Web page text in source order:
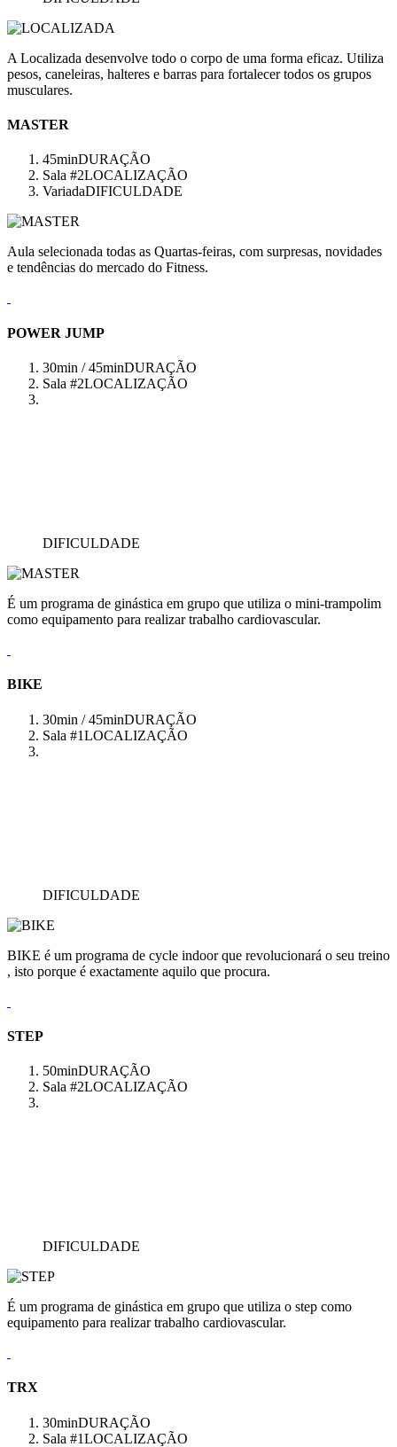
A Localizada desenvolve todo o corpo de uma forma eficaz. Utiliza
pesos, caneleiras, halteres e barras para fortalecer todos os grupos
musculares.
MASTER
45minDURAÇÃO
Sala #2LOCALIZAÇÃO
VariadaDIFICULDADE
Aula selecionada todas as Quartas-feiras, com surpresas, novidades
e tendências do mercado do Fitness.
POWER JUMP
30min / 45minDURAÇÃO
Sala #2LOCALIZAÇÃO
DIFICULDADE
É um programa de ginástica em grupo que utiliza o mini-trampolim
como equipamento para realizar trabalho cardiovascular.
BIKE
30min / 45minDURAÇÃO
Sala #1LOCALIZAÇÃO
DIFICULDADE
BIKE é um programa de cycle indoor que revolucionará o seu treino
, isto porque é exactamente aquilo que procura.
STEP
50minDURAÇÃO
Sala #2LOCALIZAÇÃO
DIFICULDADE
É um programa de ginástica em grupo que utiliza o step como
equipamento para realizar trabalho cardiovascular.
TRX
30minDURAÇÃO
Sala #1LOCALIZAÇÃO